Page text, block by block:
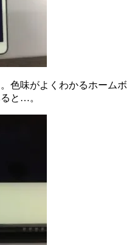
色味がよくわかるホームボ
と…。